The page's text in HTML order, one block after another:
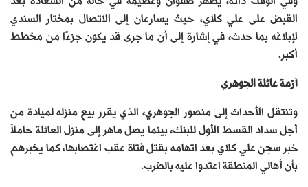
القبض على علي كلاي، حيث يسارعان إلى الاتصال بمختار السندي
لإبلاغه بما حدث، في إشارة إلى أن ما جرى قد يكون جزءًا من مخطط
أكبر.
أزمة عائلة الجوهري
وتنتقل الأحداث إلى منصور الجوهري، الذي يقرر بيع منزله لميادة من
أجل سداد القسط الأول للبنك، بينما يصل ماهر إلى منزل العائلة حاملاً
خبر سجن علي كلاي بعد اتهامه بقتل فتاة عقب اغتصابها، كما يخبرهم
بأن أهالي المنطقة اعتدوا عليه بالضرب.